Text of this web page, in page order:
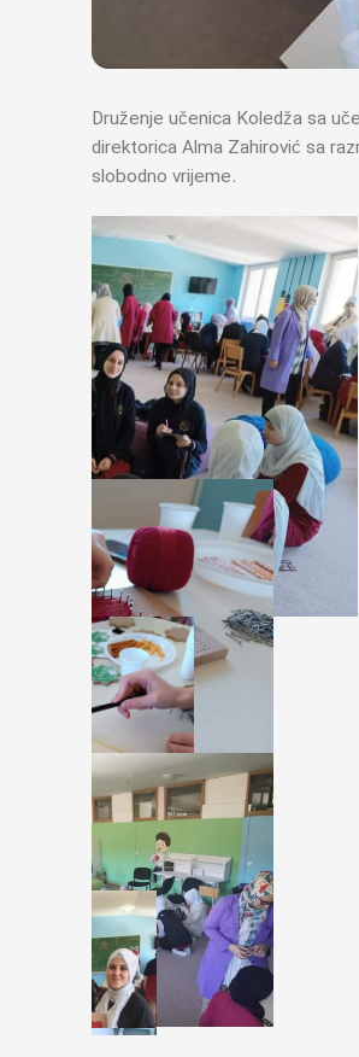
Druženje učenica Koledža sa
direktorica Alma Zahirović sa
slobodno vrijeme.